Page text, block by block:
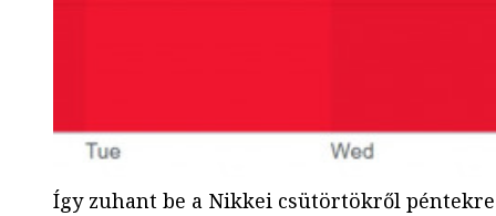
Így zuhant be a Nikkei csütörtökről péntekre